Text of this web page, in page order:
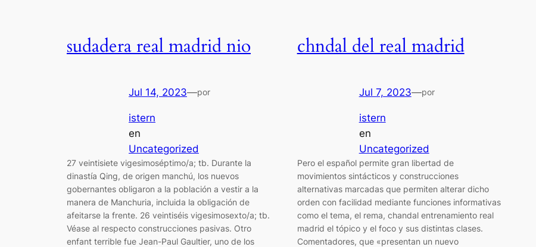
sudadera real madrid nio
Jul 14, 2023—por
istern
en
Uncategorized
27 veintisiete vigesimoséptimo/a; tb. Durante la
dinastía Qing, de origen manchú, los nuevos
gobernantes obligaron a la población a vestir a la
manera de Manchuria, incluida la obligación de
afeitarse la frente. 26 veintiséis vigesimosexto/a; tb.
Véase al respecto construcciones pasivas. Otro
enfant terrible fue Jean-Paul Gaultier, uno de los
chndal del real madrid
Jul 7, 2023—por
istern
en
Uncategorized
Pero el español permite gran libertad de
movimientos sintácticos y construcciones
alternativas marcadas que permiten alterar dicho
orden con facilidad mediante funciones informativas
como el tema, el rema, chandal entrenamiento real
madrid el tópico y el foco y sus distintas clases.
Comentadores, que «presentan un nuevo